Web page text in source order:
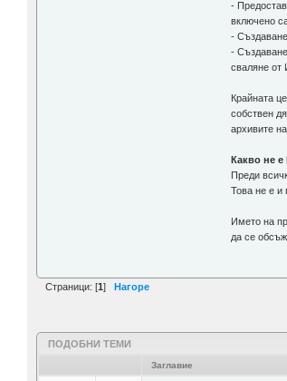
-
включено
-
-
сваляне от
Крайната
собствен
архивите
Какво не е
Преди
Това не е и
Името на
да се
Страници: [1] Нагоре
ПОДОБНИ ТЕМИ
Заглавие